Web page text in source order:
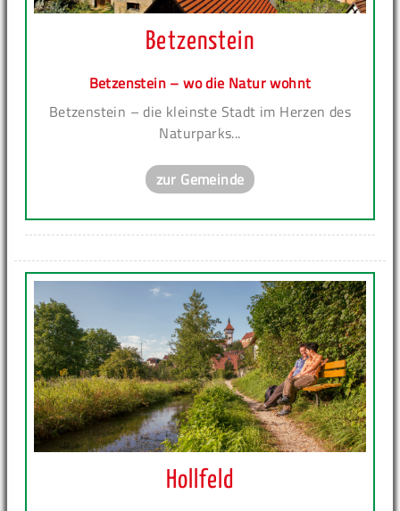
Betzenstein
Betzenstein – wo die Natur wohnt
Betzenstein – die kleinste Stadt im Herzen des
Naturparks...
zur Gemeinde
Hollfeld